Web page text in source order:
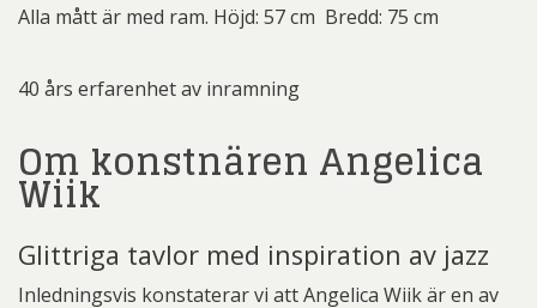
Alla mått är med ram. Höjd: 57 cm Bredd: 75 cm
40 års erfarenhet av inramning
Om konstnären Angelica
Wiik
Glittriga tavlor med inspiration av jazz
Inledningsvis konstaterar vi att Angelica Wiik är en av